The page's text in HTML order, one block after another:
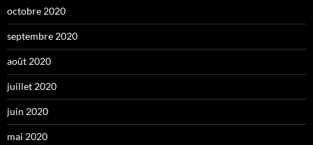
octobre 2020
septembre 2020
août 2020
juillet 2020
juin 2020
mai 2020